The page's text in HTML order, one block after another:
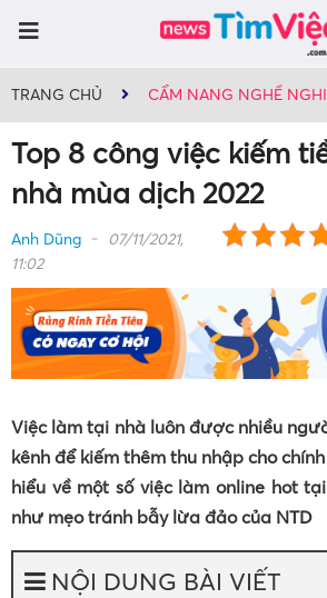
TRANG CHỦ CẨM NANG NGHỀ
Top 8 công việc kiếm
nhà mùa dịch 2022
Anh Dũng
07/11/2021,
11:02
Việc làm tại nhà luôn được nhiều
kênh để kiếm thêm thu nhập cho
hiểu về một số việc làm online hot
như mẹo tránh bẫy lừa đảo của NTD
NỘI DUNG BÀI VIẾT